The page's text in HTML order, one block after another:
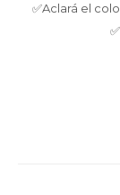
✅Aclará el